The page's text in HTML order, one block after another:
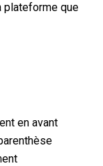
plateforme que
en avant